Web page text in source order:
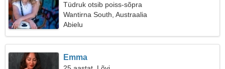
Tüdruk otsib poiss-sõpra
Wantirna South, Austraalia
Abielu
Emma